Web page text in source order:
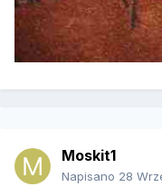
Moskit1
Napisano 28